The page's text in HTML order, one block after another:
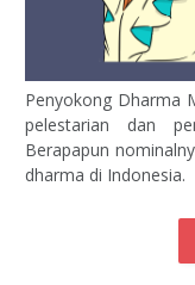
Penyokong Dharma
pelestarian dan
Berapapun
dharma di Indonesia.